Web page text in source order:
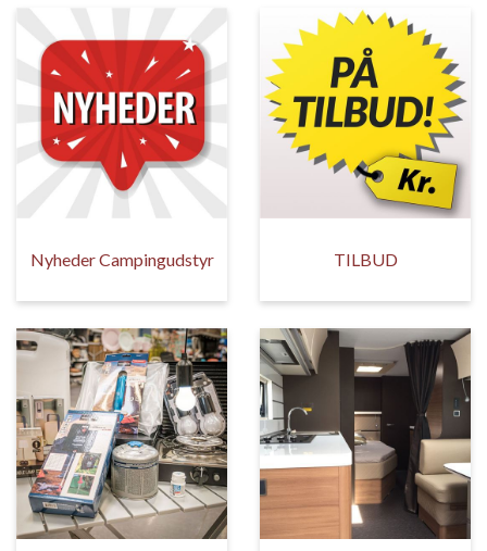
Nyheder Campingudstyr TILBUD